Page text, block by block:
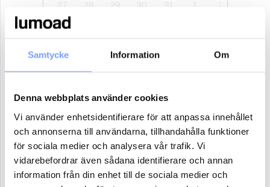
Samtycke Information Om
Denna webbplats använder cookies
Vi använder enhetsidentifierare för att anpassa innehållet
och annonserna till användarna, tillhandahålla funktioner
för sociala medier och analysera vår trafik. Vi
vidarebefordrar även sådana identifierare och annan
information från din enhet till de sociala medier och
27 28 29 30 31 1 2
3
10 12 13 16
24 25 26 27 28
31 1 2 3 4 5 6